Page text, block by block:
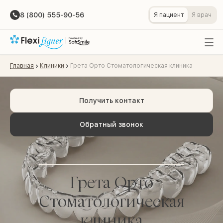
8 (800) 555-90-56 Я пациент Я врач
Главная Клиники Грета Орто Стоматологическая клиника
Обратный звонок
Получить контакт
Грета Орто
Стоматологическая